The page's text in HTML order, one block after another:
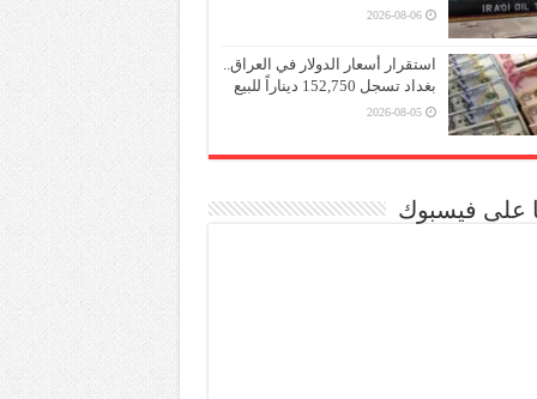
2026-08-06
استقرار أسعار الدولار في العراق..
بغداد تسجل 152,750 ديناراً للبيع
2026-08-05
على فيسبوك